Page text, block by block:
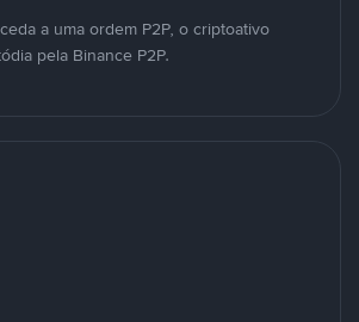
a uma ordem P2P, o criptoativo
pela Binance P2P.